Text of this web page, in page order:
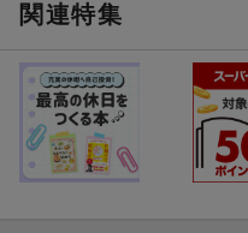
関連特集